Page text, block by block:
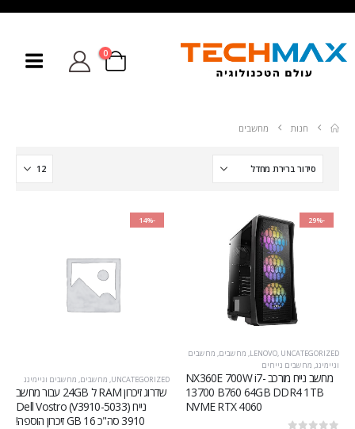
0
חנות מחשבים
-29%
LENOVO, UNCATEGORIZED
, מחשבים, מחשבים
וגיימינג, מחשבים נייחים
מחשב נייח מורכב NX360E 700W i7-
13700 B760 64GB DDR4 1TB
NVME RTX 4060
-14%
UNCATEGORIZED
, מחשבים, מחשבים וגיימינג
שדרוג זיכרון RAM ל 24GB עבור מחשב
נייח (V3910-5033) Dell Vostro
3910 סה"כ 16 GB זיכרון הוספה!